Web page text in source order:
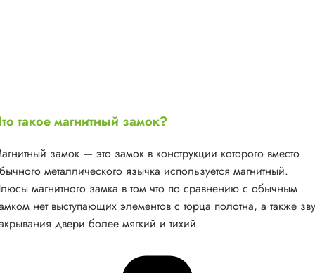
такое магнитный замок?
замок — это замок в конструкции которого вместо
металлического язычка используется магнитный.
магнитного замка в том что по сравнению с обычным
нет выступающих элементов с торца полотна, а также
двери более мягкий и тихий.